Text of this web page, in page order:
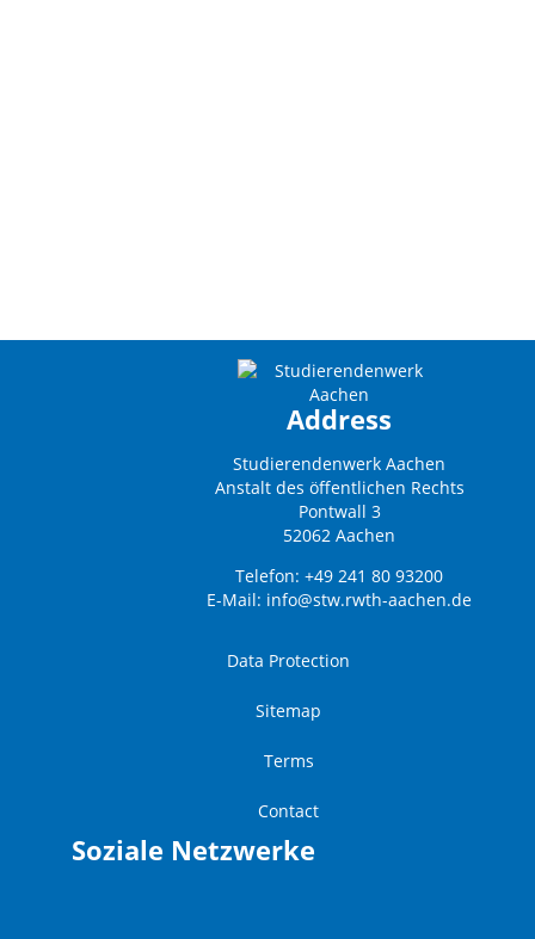
Address
Studierendenwerk Aachen
Anstalt des öffentlichen Rechts
Pontwall 3
52062 Aachen
Telefon: +49 241 80 93200
E-Mail: info@stw.rwth-aachen.de
Data Protection
Sitemap
Terms
Contact
Soziale Netzwerke